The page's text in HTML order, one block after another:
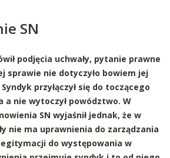
SN
podjęcia uchwały, pytanie prawne
sprawie nie dotyczyło bowiem jej
przyłączył się do toczącego
a nie wytoczył powództwo. W
SN wyjaśnił jednak, że w
nie ma uprawnienia do zarządzania
do występowania w